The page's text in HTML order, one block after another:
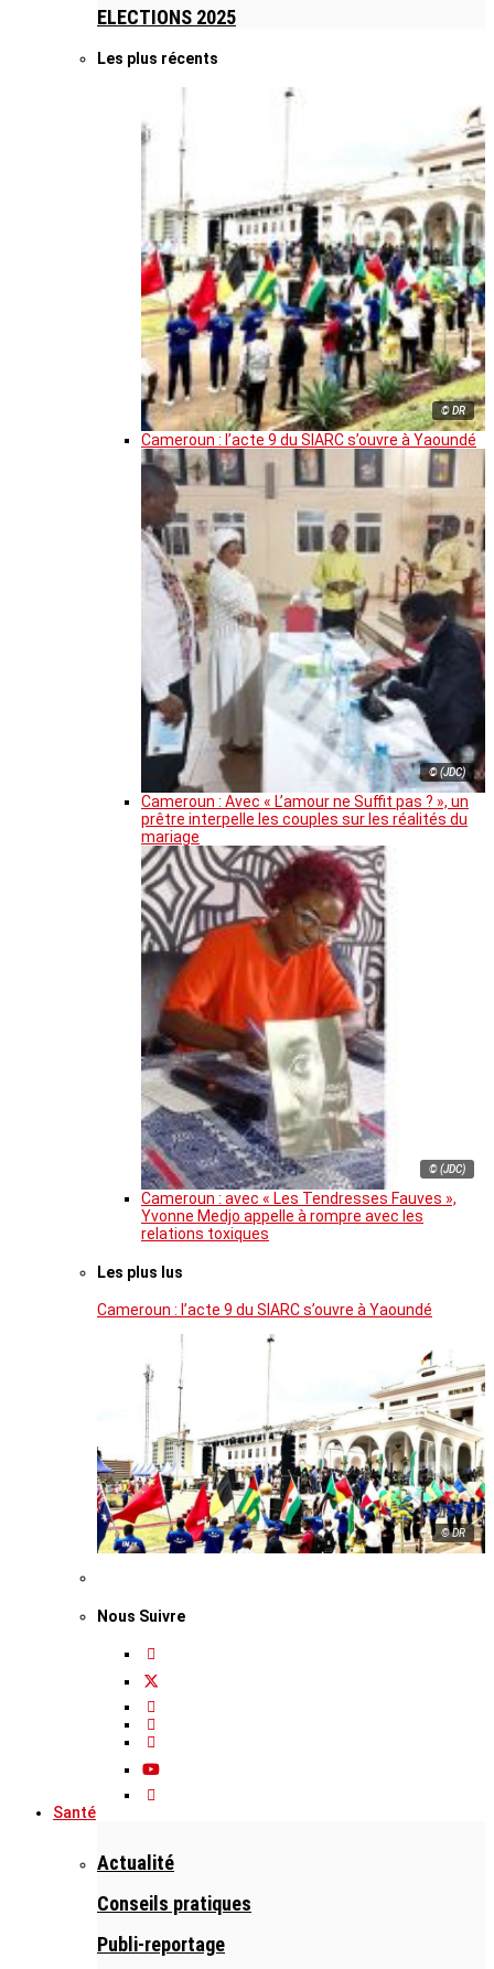
ELECTIONS 2025
Les plus récents
© DR
Cameroun : l’acte 9 du SIARC s’ouvre à Yaoundé
© (JDC)
Cameroun : Avec « L’amour ne Suffit pas ? », un
prêtre interpelle les couples sur les réalités du
mariage
© (JDC)
Cameroun : avec « Les Tendresses Fauves »,
Yvonne Medjo appelle à rompre avec les
relations toxiques
Les plus lus
Cameroun : l’acte 9 du SIARC s’ouvre à Yaoundé
© DR
Nous Suivre
Santé
Actualité
Conseils pratiques
Publi-reportage